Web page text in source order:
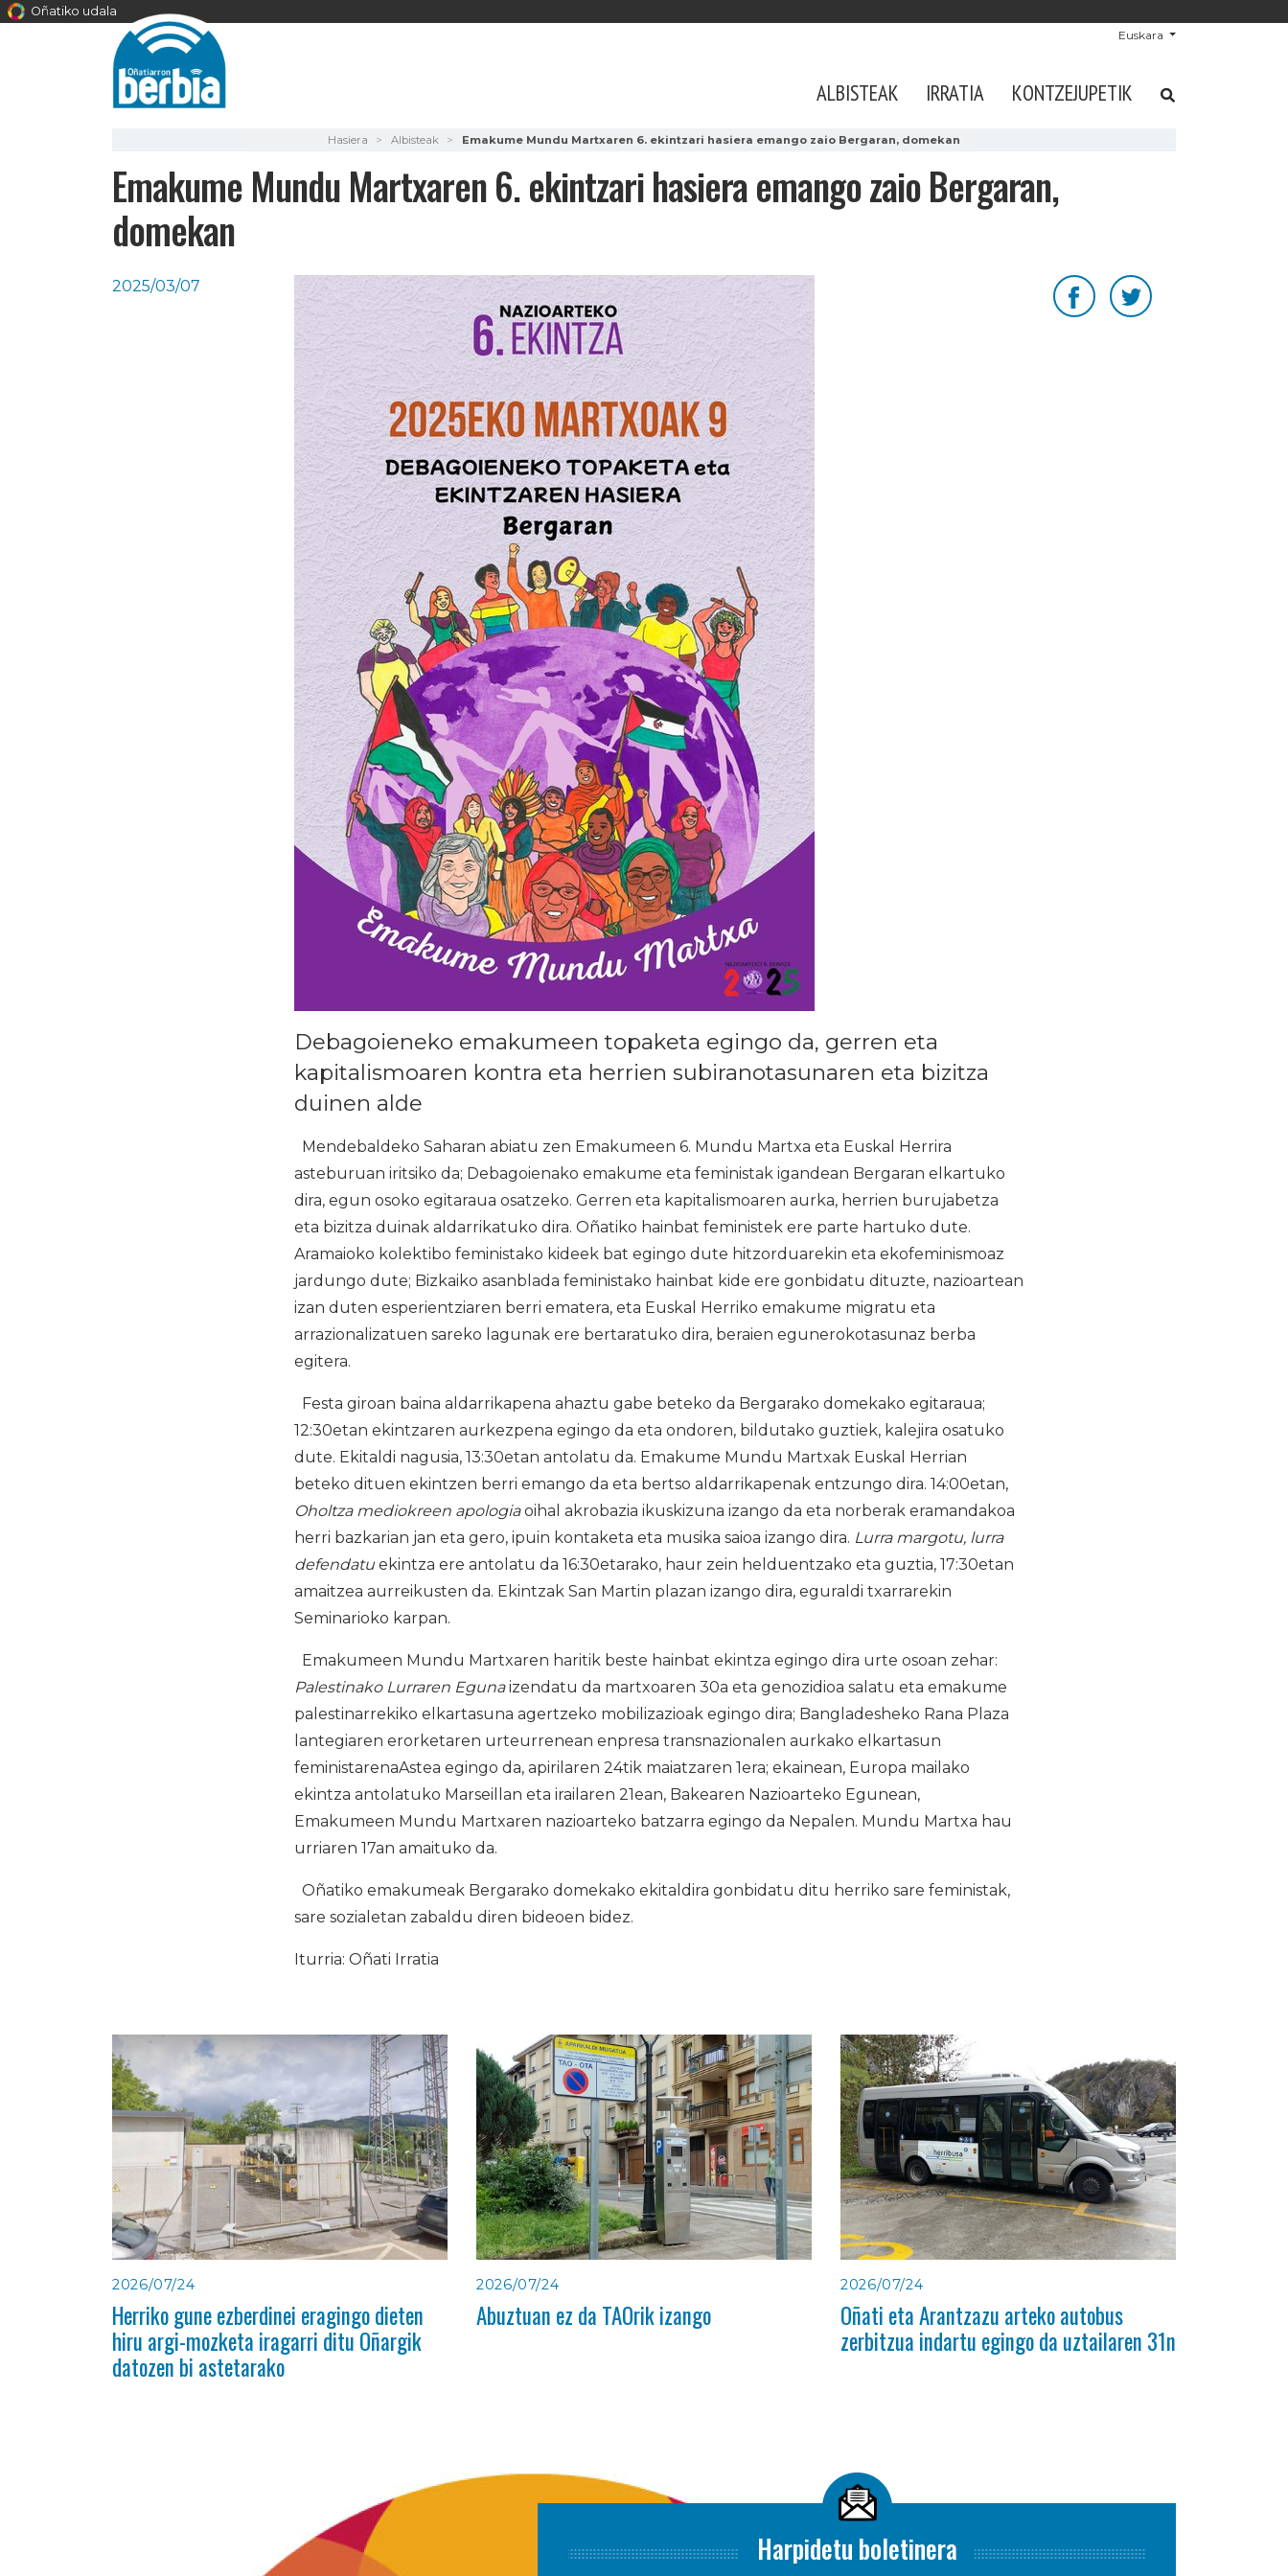
Oñatiko udala
Euskara
ALBISTEAK IRRATIA KONTZEJUPETIK
Hasiera Albisteak Emakume Mundu Martxaren 6. ekintzari hasiera emango zaio Bergaran, domekan
Emakume Mundu Martxaren 6. ekintzari hasiera emango zaio Bergaran,
domekan
2025/03/07
Debagoieneko emakumeen topaketa egingo da, gerren eta
kapitalismoaren kontra eta herrien subiranotasunaren eta bizitza
duinen alde
Mendebaldeko Saharan abiatu zen Emakumeen 6. Mundu Martxa eta Euskal Herrira
asteburuan iritsiko da; Debagoienako emakume eta feministak igandean Bergaran elkartuko
dira, egun osoko egitaraua osatzeko. Gerren eta kapitalismoaren aurka, herrien burujabetza
eta bizitza duinak aldarrikatuko dira. Oñatiko hainbat feministek ere parte hartuko dute.
Aramaioko kolektibo feministako kideek bat egingo dute hitzorduarekin eta ekofeminismoaz
jardungo dute; Bizkaiko asanblada feministako hainbat kide ere gonbidatu dituzte, nazioartean
izan duten esperientziaren berri ematera, eta Euskal Herriko emakume migratu eta
arrazionalizatuen sareko lagunak ere bertaratuko dira, beraien egunerokotasunaz berba
egitera.
Festa giroan baina aldarrikapena ahaztu gabe beteko da Bergarako domekako egitaraua;
12:30etan ekintzaren aurkezpena egingo da eta ondoren, bildutako guztiek, kalejira osatuko
dute. Ekitaldi nagusia, 13:30etan antolatu da. Emakume Mundu Martxak Euskal Herrian
beteko dituen ekintzen berri emango da eta bertso aldarrikapenak entzungo dira. 14:00etan,
Oholtza mediokreen apologiaoihal akrobazia ikuskizuna izango da eta norberak eramandakoa
herri bazkarian jan eta gero, ipuin kontaketa eta musika saioa izango dira. Lurra margotu, lurra
defendatu ekintza ere antolatu da 16:30etarako, haur zein helduentzako eta guztia, 17:30etan
amaitzea aurreikusten da. Ekintzak San Martin plazan izango dira, eguraldi txarrarekin
Seminarioko karpan.
Emakumeen Mundu Martxaren haritik beste hainbat ekintza egingo dira urte osoan zehar:
Palestinako Lurraren Egunaizendatu da martxoaren 30a eta genozidioa salatu eta emakume
palestinarrekiko elkartasuna agertzeko mobilizazioak egingo dira; Bangladesheko Rana Plaza
lantegiaren erorketaren urteurrenean enpresa transnazionalen aurkako elkartasun
feministarenaAstea egingo da, apirilaren 24tik maiatzaren 1era; ekainean, Europa mailako
ekintza antolatuko Marseillan eta irailaren 21ean, Bakearen Nazioarteko Egunean,
Emakumeen Mundu Martxaren nazioarteko batzarra egingo da Nepalen. Mundu Martxa hau
urriaren 17an amaituko da.
Oñatiko emakumeak Bergarako domekako ekitaldira gonbidatu ditu herriko sare feministak,
sare sozialetan zabaldu diren bideoen bidez.
Iturria: Oñati Irratia
2026/07/24
Herriko gune ezberdinei eragingo dieten
hiru argi-mozketa iragarri ditu Oñargik
datozen bi astetarako
2026/07/24
Abuztuan ez da TAOrik izango
2026/07/24
Oñati eta Arantzazu arteko autobus
zerbitzua indartu egingo da uztailaren 31n
Harpidetu boletinera